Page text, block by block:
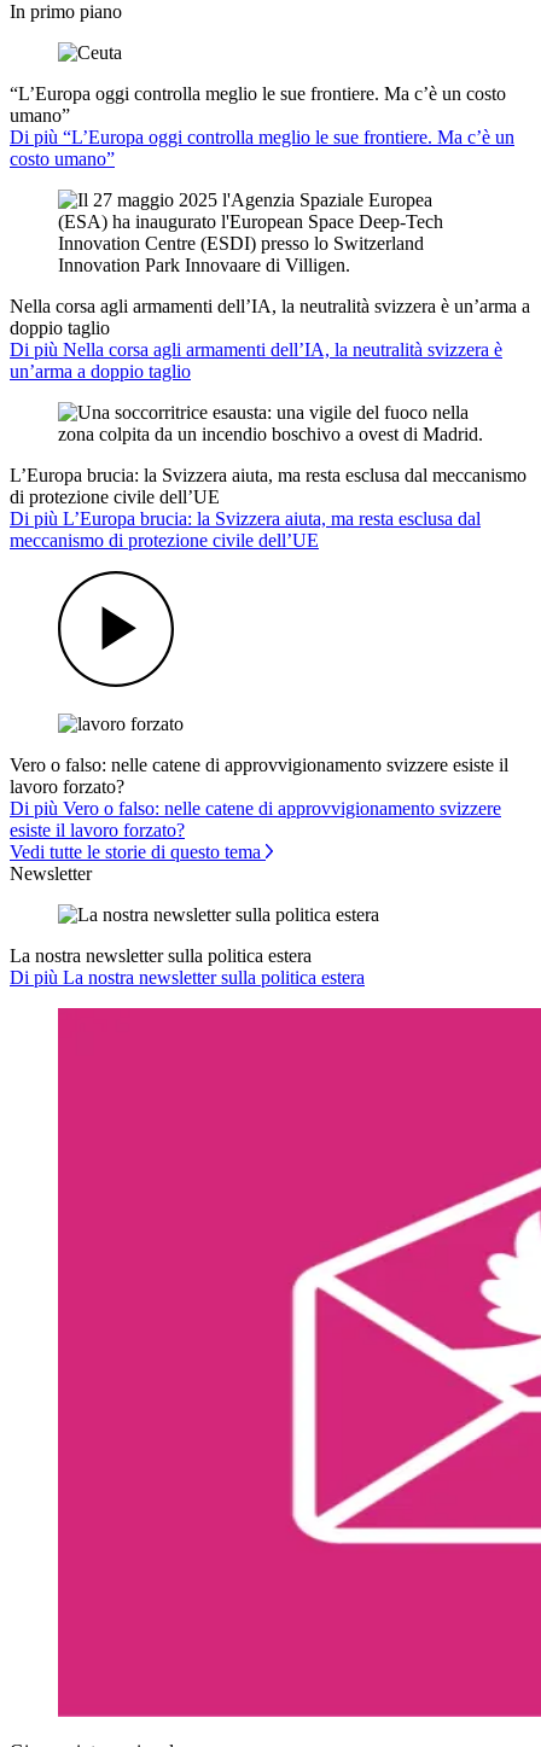
In primo piano
“L’Europa oggi controlla meglio le sue frontiere. Ma c’è un costo
umano”
Di più “L’Europa oggi controlla meglio le sue frontiere. Ma c’è un
costo umano”
Nella corsa agli armamenti dell’IA, la neutralità svizzera è un’arma a
doppio taglio
Di più Nella corsa agli armamenti dell’IA, la neutralità svizzera è
un’arma a doppio taglio
L’Europa brucia: la Svizzera aiuta, ma resta esclusa dal meccanismo
di protezione civile dell’UE
Di più L’Europa brucia: la Svizzera aiuta, ma resta esclusa dal
meccanismo di protezione civile dell’UE
Vero o falso: nelle catene di approvvigionamento svizzere esiste il
lavoro forzato?
Di più Vero o falso: nelle catene di approvvigionamento svizzere
esiste il lavoro forzato?
Vedi tutte le storie di questo tema
Newsletter
La nostra newsletter sulla politica estera
Di più La nostra newsletter sulla politica estera